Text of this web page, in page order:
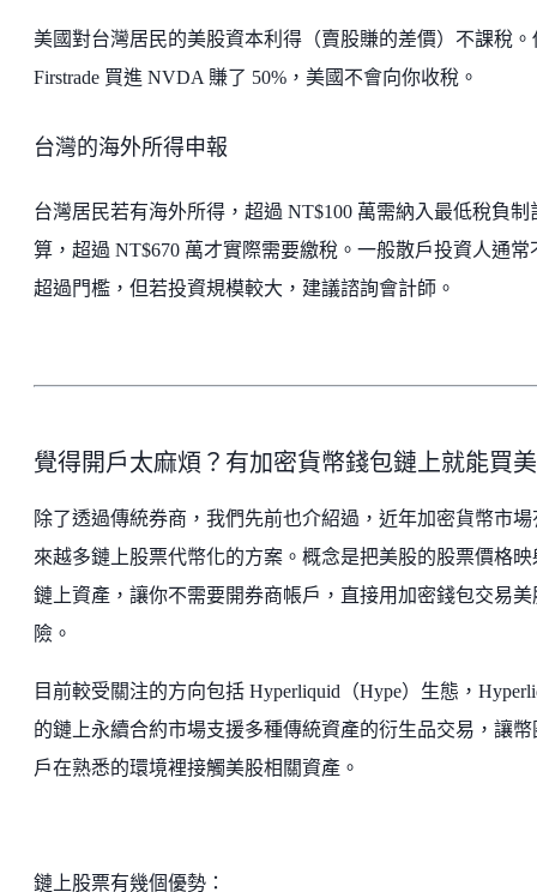
美國對台灣居民的美股資本利得（賣股賺的差價）不課稅。
Firstrade 買進 NVDA 賺了 50%，美國不會向你收稅。
台灣的海外所得申報
台灣居民若有海外所得，超過 NT$100 萬需納入最低稅負制
算，超過 NT$670 萬才實際需要繳稅。一般散戶投資人通常
超過門檻，但若投資規模較大，建議諮詢會計師。
覺得開戶太麻煩？有加密貨幣錢包鏈上就能買
除了透過傳統券商，我們先前也介紹過，近年加密貨幣市場
來越多鏈上股票代幣化的方案。概念是把美股的股票價格映
鏈上資產，讓你不需要開券商帳戶，直接用加密錢包交易美
險。
目前較受關注的方向包括 Hyperliquid（Hype）生態，
的鏈上永續合約市場支援多種傳統資產的衍生品交易，讓幣
戶在熟悉的環境裡接觸美股相關資產。
鏈上股票有幾個優勢：